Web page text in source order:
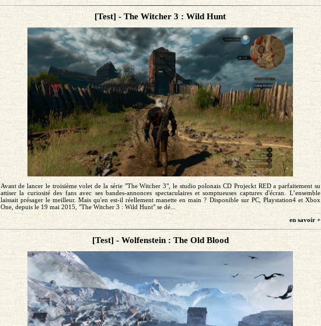
[Test] - The Witcher 3 : Wild Hunt
Avant de lancer le troisième volet de la série "The Witcher 3", le studio polonais CD Projeckt RED a parfaitement su
attiser la curiosité des fans avec ses bandes-annonces spectaculaires et somptueuses captures d'écran. L’ensemble
laissait présager le meilleur. Mais qu'en est-il réellement manette en main ? Disponible sur PC, Playstation4 et Xbox
One, depuis le 19 mai 2015, "The Witcher 3 : Wild Hunt" se dé...
en savoir +
[Test] - Wolfenstein : The Old Blood